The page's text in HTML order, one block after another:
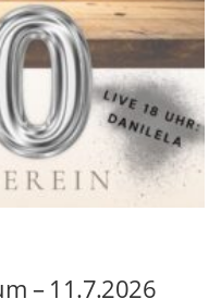
– 11.7.2026